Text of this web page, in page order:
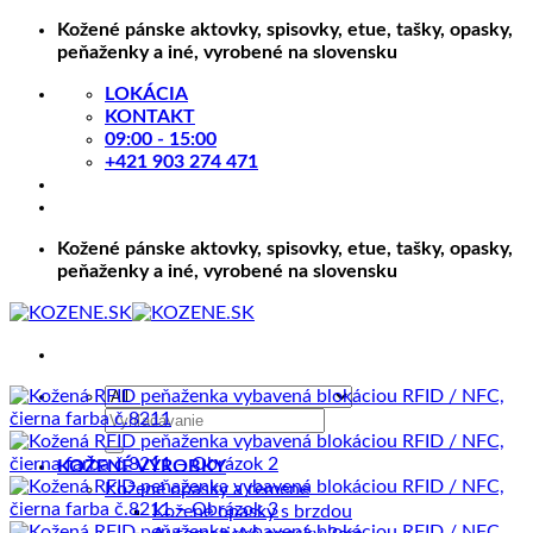
Skip
Kožené pánske aktovky, spisovky, etue, tašky, opasky,
peňaženky a iné, vyrobené na slovensku
LOKÁCIA
KONTAKT
09:00 - 15:00
+421 903 274 471
Kožené pánske aktovky, spisovky, etue, tašky, opasky,
peňaženky a iné, vyrobené na slovensku
Hľadať:
KOŽENÉ VÝROBKY
Kožené opasky a remene
Kožené opasky s brzdou